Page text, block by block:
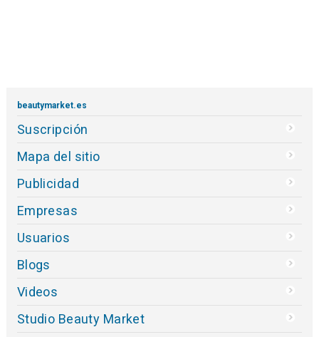
beautymarket.es
Suscripción
Mapa del sitio
Publicidad
Empresas
Usuarios
Blogs
Videos
Studio Beauty Market